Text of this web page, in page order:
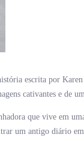
escrita por
cativantes e de
que vive em
um antigo diário em